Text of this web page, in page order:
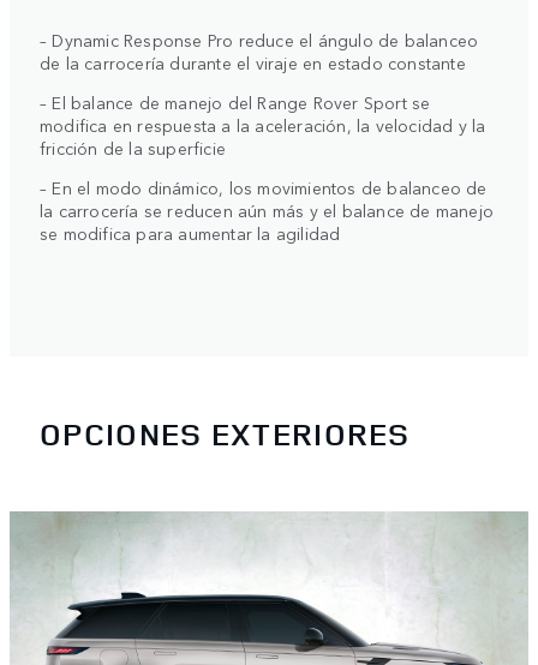
– Dynamic Response Pro reduce el ángulo de balanceo
de la carrocería durante el viraje en estado constante
– El balance de manejo del Range Rover Sport se
modifica en respuesta a la aceleración, la velocidad y la
fricción de la superficie
– En el modo dinámico, los movimientos de balanceo de
la carrocería se reducen aún más y el balance de manejo
se modifica para aumentar la agilidad
OPCIONES EXTERIORES